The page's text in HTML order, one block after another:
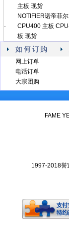
主板 现货
·
NOTIFIER诺帝菲尔
CPU400 主板
板 现货
如何订购
网上订单
电话订单
大宗团购
FAME
1997-2018誉